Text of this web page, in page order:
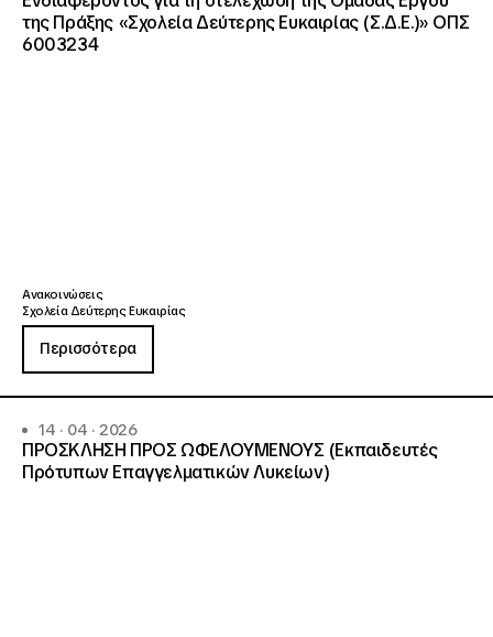
της Πράξης «Σχολεία Δεύτερης Ευκαιρίας (Σ.Δ.Ε.)» ΟΠΣ
6003234
Ανακοινώσεις
Σχολεία Δεύτερης Ευκαιρίας
Περισσότερα
14 · 04 · 2026
ΠΡΟΣΚΛΗΣΗ ΠΡΟΣ ΩΦΕΛΟΥΜΕΝΟΥΣ (Εκπαιδευτές
Πρότυπων Επαγγελματικών Λυκείων)